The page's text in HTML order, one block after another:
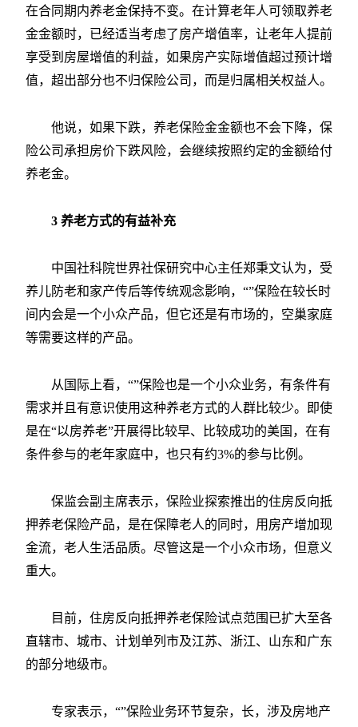
在合同期内养老金保持不变。在计算老年人可领取养老
金金额时，已经适当考虑了房产增值率，让老年人提前
享受到房屋增值的利益，如果房产实际增值超过预计增
值，超出部分也不归保险公司，而是归属相关权益人。
他说，如果下跌，养老保险金金额也不会下降，保
险公司承担房价下跌风险，会继续按照约定的金额给付
养老金。
3 养老方式的有益补充
中国社科院世界社保研究中心主任郑秉文认为，受
养儿防老和家产传后等传统观念影响，“”保险在较长时
间内会是一个小众产品，但它还是有市场的，空巢家庭
等需要这样的产品。
从国际上看，“”保险也是一个小众业务，有条件有
需求并且有意识使用这种养老方式的人群比较少。即使
是在“以房养老”开展得比较早、比较成功的美国，在有
条件参与的老年家庭中，也只有约3%的参与比例。
保监会副主席表示，保险业探索推出的住房反向抵
押养老保险产品，是在保障老人的同时，用房产增加现
金流，老人生活品质。尽管这是一个小众市场，但意义
重大。
目前，住房反向抵押养老保险试点范围已扩大至各
直辖市、城市、计划单列市及江苏、浙江、山东和广东
的部分地级市。
专家表示，“”保险业务环节复杂，长，涉及房地产